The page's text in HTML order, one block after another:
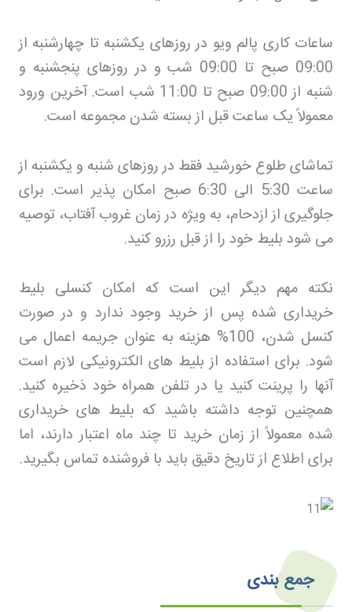
ساعات کاری پالم ویو در روزهای یکشنبه تا چهارشنبه از
09:00 صبح تا 09:00 شب و در روزهای پنجشنبه و
شنبه از 09:00 صبح تا 11:00 شب است. آخرین ورود
معمولاً یک ساعت قبل از بسته شدن مجموعه است.
تماشای طلوع خورشید فقط در روزهای شنبه و یکشنبه از
ساعت 5:30 الی 6:30 صبح امکان پذیر است. برای
جلوگیری از ازدحام، به ویژه در زمان غروب آفتاب، توصیه
می شود بلیط خود را از قبل رزرو کنید.
نکته مهم دیگر این است که امکان کنسلی بلیط
خریداری شده پس از خرید وجود ندارد و در صورت
کنسل شدن، 100% هزینه به عنوان جریمه اعمال می
شود. برای استفاده از بلیط های الکترونیکی لازم است
آنها را پرینت کنید یا در تلفن همراه خود ذخیره کنید.
همچنین توجه داشته باشید که بلیط های خریداری
شده معمولاً از زمان خرید تا چند ماه اعتبار دارند، اما
برای اطلاع از تاریخ دقیق باید با فروشنده تماس بگیرید.
جمع بندی